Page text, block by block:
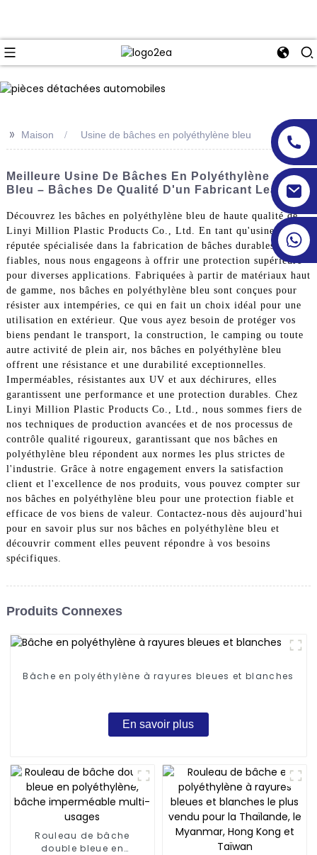
>> Maison Usine de bâches en polyéthylène bleu
Meilleure Usine De Bâches En Polyéthylène
Bleu – Bâches De Qualité D'un Fabricant Leader
Découvrez les bâches en polyéthylène bleu de haute qualité de
Linyi Million Plastic Products Co., Ltd. En tant qu'usine
réputée spécialisée dans la fabrication de bâches durables et
fiables, nous nous engageons à offrir une protection supérieure
pour diverses applications. Fabriquées à partir de matériaux haut
de gamme, nos bâches en polyéthylène bleu sont conçues pour
résister aux intempéries, ce qui en fait un choix idéal pour une
utilisation en extérieur. Que vous ayez besoin de protéger vos
biens pendant le transport, la construction, le camping ou toute
autre activité de plein air, nos bâches en polyéthylène bleu
offrent une résistance et une durabilité exceptionnelles.
Imperméables, résistantes aux UV et aux déchirures, elles
garantissent une performance et une protection durables. Chez
Linyi Million Plastic Products Co., Ltd., nous sommes fiers de
nos techniques de production avancées et de nos processus de
contrôle qualité rigoureux, garantissant que nos bâches en
polyéthylène bleu répondent aux normes les plus strictes de
l'industrie. Grâce à notre engagement envers la satisfaction
client et l'excellence de nos produits, vous pouvez compter sur
nos bâches en polyéthylène bleu pour une protection fiable et
efficace de vos biens de valeur. Contactez-nous dès aujourd'hui
pour en savoir plus sur nos bâches en polyéthylène bleu et
découvrir comment elles peuvent répondre à vos besoins
spécifiques.
Produits Connexes
Bâche en polyéthylène à rayures bleues et blanches
En savoir plus
Rouleau de bâche
double bleue en